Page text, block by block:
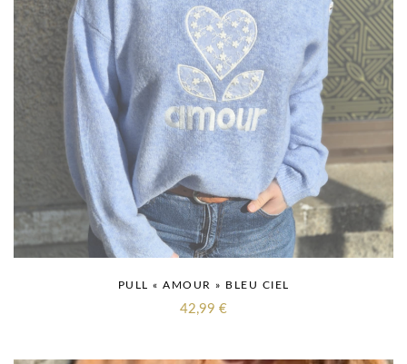
PULL « AMOUR » BLEU CIEL
42,99 €